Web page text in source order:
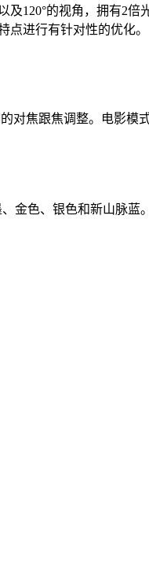
及120°的视角，拥有2
点进行有针对性的优化。
对焦跟焦调整。电影模
金色、银色和新山脉蓝。